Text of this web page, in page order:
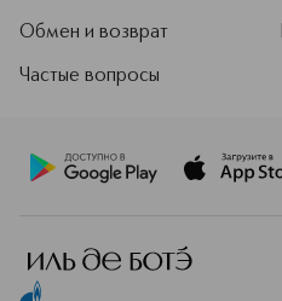
Обмен и возврат
Частые вопросы